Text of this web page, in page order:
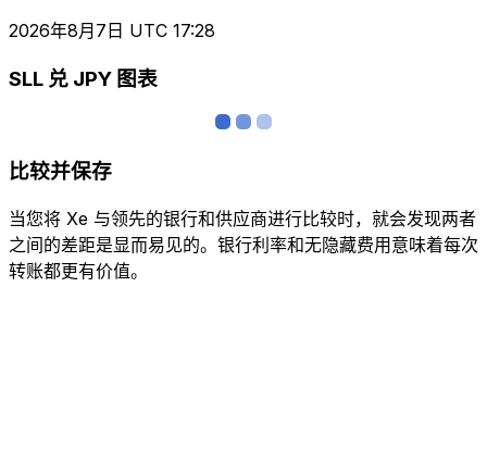
2026年8月7日 UTC 17:28
SLL 兑 JPY 图表
比较并保存
当您将 Xe 与领先的银行和供应商进行比较时，就会发现两者
之间的差距是显而易见的。银行利率和无隐藏费用意味着每次
转账都更有价值。